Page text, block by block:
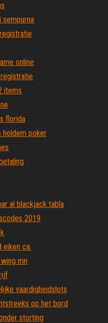
sempurna
online
items
florida
holdem poker
al blackjack tabla
2019
eiken ca.
mn
vaardigheidslots
op het bord
storting